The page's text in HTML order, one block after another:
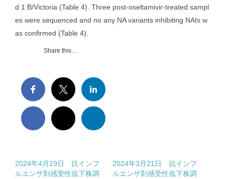
d 1 B/Victoria (Table 4). Three post-oseltamivir-treated sampl
es were sequenced and no any NA variants inhibiting NAIs w
as confirmed (Table 4).
Share this…
2024年4月19日 抗インフ
ルエンザ剤感受性低下株調
2024年3月21日 抗インフ
ルエンザ剤感受性低下株調